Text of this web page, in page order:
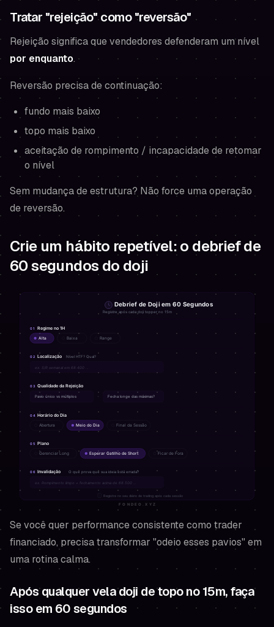
Tratar "rejeição" como "reversão"
Rejeição significa que vendedores defenderam um nível
por enquanto.
Reversão precisa de continuação:
fundo mais baixo
topo mais baixo
aceitação de rompimento / incapacidade de retomar
o nível
Sem mudança de estrutura? Não force uma operação
de reversão.
Crie um hábito repetível: o debrief de
60 segundos do doji
Se você quer performance consistente como trader
financiado, precisa transformar "odeio esses pavios" em
uma rotina calma.
Após qualquer vela doji de topo no 15m, faça
isso em 60 segundos